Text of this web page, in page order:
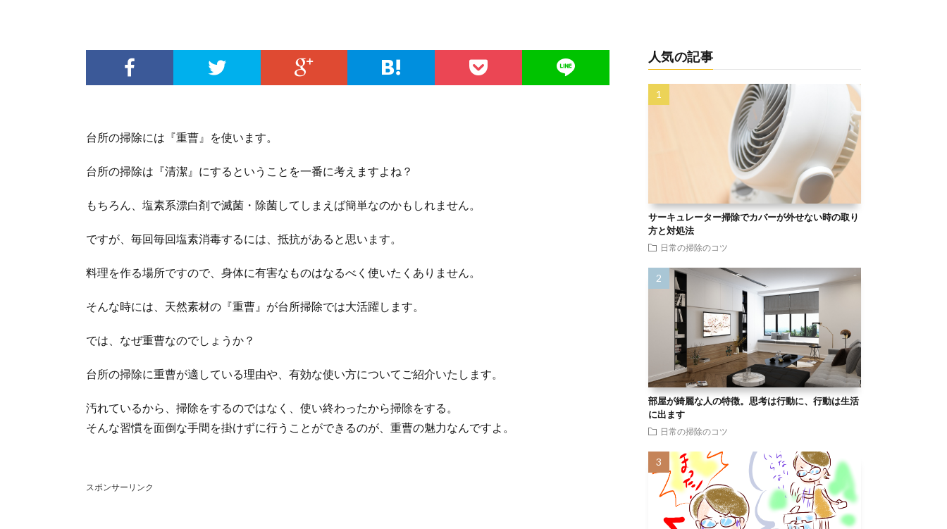
台所の掃除には『重曹』を使います。
台所の掃除は『清潔』にするということを一番に考えますよね？
もちろん、塩素系漂白剤で滅菌・除菌してしまえば簡単なのかもしれません。
ですが、毎回毎回塩素消毒するには、抵抗があると思います。
料理を作る場所ですので、身体に有害なものはなるべく使いたくありません。
そんな時には、天然素材の『重曹』が台所掃除では大活躍します。
では、なぜ重曹なのでしょうか？
台所の掃除に重曹が適している理由や、有効な使い方についてご紹介いたします。
汚れているから、掃除をするのではなく、使い終わったから掃除をする。
そんな習慣を面倒な手間を掛けずに行うことができるのが、重曹の魅力なんですよ。
スポンサーリンク
人気の記事
サーキュレーター掃除でカバーが外せない時の取り
方と対処法
日常の掃除のコツ
部屋が綺麗な人の特徴。思考は行動に、行動は生活
に出ます
日常の掃除のコツ